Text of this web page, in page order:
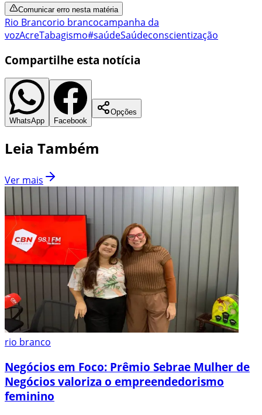
Comunicar erro nesta matéria
Rio Brancorio brancocampanha da
vozAcreTabagismo#saúdeSaúdeconscientização
Compartilhe esta notícia
WhatsApp Facebook
Opções
Leia Também
Ver mais
rio branco
Negócios em Foco: Prêmio Sebrae Mulher de
Negócios valoriza o empreendedorismo
feminino